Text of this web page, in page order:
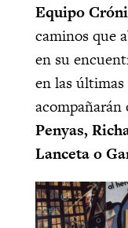
Equipo
caminos que
en su
en las
acompañarán
Penyas,
Lanceta o